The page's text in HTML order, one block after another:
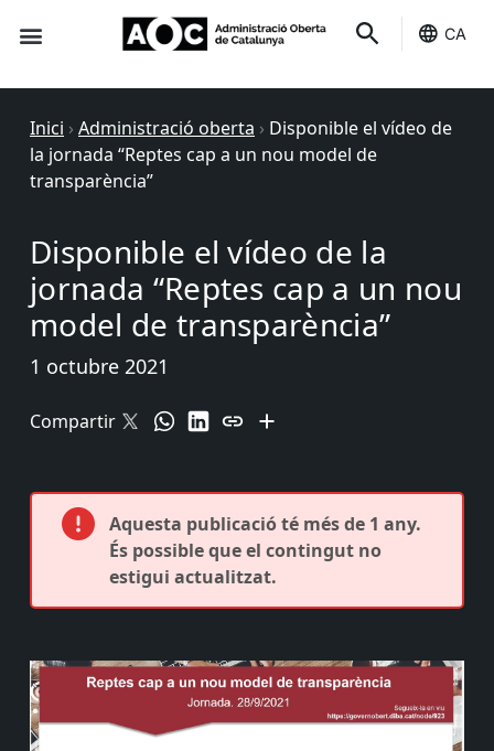
CA
Inici › Administració oberta › Disponible el vídeo de
la jornada “Reptes cap a un nou model de
transparència”
Disponible el vídeo de la
jornada “Reptes cap a un nou
model de transparència”
1 octubre 2021
Compartir
Aquesta publicació té més de 1 any.
És possible que el contingut no
estigui actualitzat.